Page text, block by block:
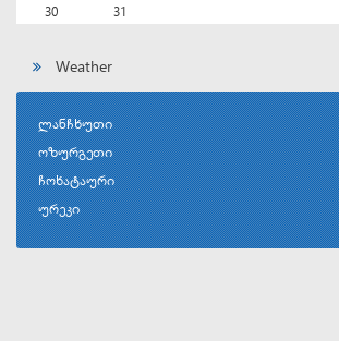
30
31
Weather
ლანჩხუთი
ოზურგეთი
ჩოხატაური
ურეკი